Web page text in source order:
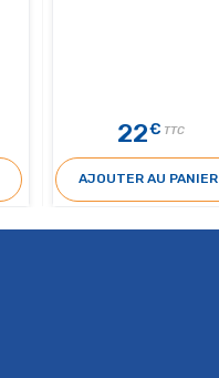
22€ TTC
AJOUTER AU PANIER